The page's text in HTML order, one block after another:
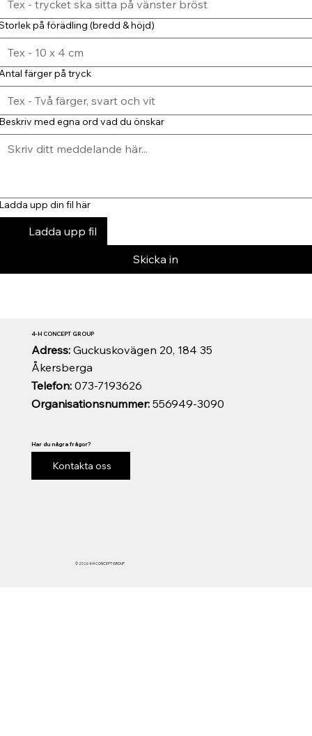
på förädling (bredd & höjd)
färger på tryck
med egna ord vad du önskar
upp din fil här
Ladda upp fil
Skicka in
© 2026 4-H CONCEPT GROUP
Organisationsnummer:556949-3090
Telefon:073-7193626
Adress: Guckuskovägen 20, 184 35
Åkersberga
4-H CONCEPT GROUP
Har du några frågor?
Kontakta oss